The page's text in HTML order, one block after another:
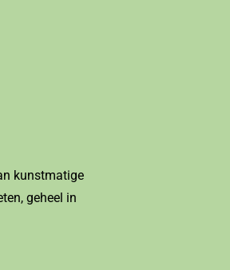
kunstmatige
geheel in